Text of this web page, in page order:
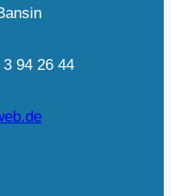
94 26 44